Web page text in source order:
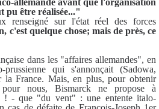
pu être réalisée..."
renseigné sur l'état réel des forces
c'est quelque chose; mais de près, ce
dans les "affaires allemandes", en
qui s'annonçait (Sadowa,
la France. Mais, en plus, pour obtenir
pour nous, Bismarck ne propose à
! - que "du vent" : une entente italo-